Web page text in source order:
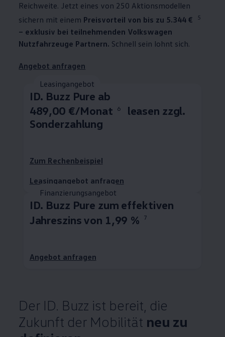
Reichweite. Jetzt eines von 250 Aktionsmodellen
sichern mit einem Preisvorteil von bis zu 5.344 € 5
– exklusiv bei teilnehmenden Volkswagen
Nutzfahrzeuge Partnern. Schnell sein lohnt sich.
Angebot anfragen
Leasingangebot
ID. Buzz Pure ab
489,00 €/Monat
6
leasen zzgl.
Sonderzahlung
Zum Rechenbeispiel
Leasingangebot anfragen
Finanzierungsangebot
ID. Buzz Pure zum effektiven
Jahreszins von 1,99 %
7
Angebot anfragen
Der ID. Buzz ist bereit, die
Zukunft der Mobilität neu zu